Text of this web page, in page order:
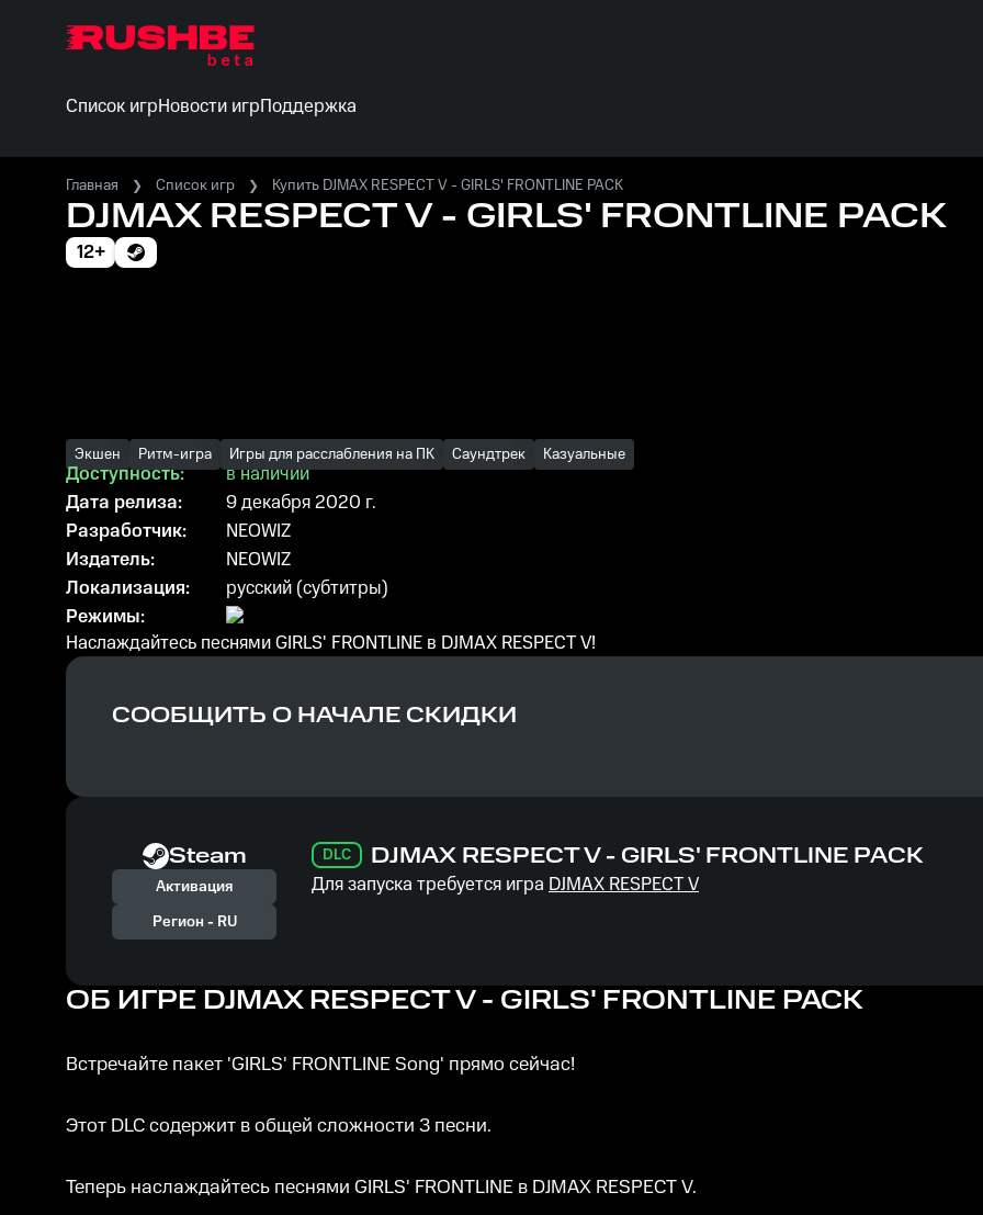
Список игрНовости игрПоддержка
Главная Список игр Купить DJMAX RESPECT V - GIRLS' FRONTLINE PACK
DJMAX RESPECT V - GIRLS' FRONTLINE PACK
12+
Экшен Ритм-игра Игры для расслабления на ПК Саундтрек Казуальные
Доступность:
в наличии
Дата релиза:
9 декабря 2020 г.
Разработчик:
NEOWIZ
Издатель:
NEOWIZ
Локализация:
русский (субтитры)
Режимы:
Наслаждайтесь песнями GIRLS' FRONTLINE в DJMAX RESPECT V!
СООБЩИТЬ О НАЧАЛЕ СКИДКИ
Steam
Активация
Регион - RU
DLC DJMAX RESPECT V - GIRLS' FRONTLINE PACK
Для запуска требуется игра DJMAX RESPECT V
ОБ ИГРЕ DJMAX RESPECT V - GIRLS' FRONTLINE PACK
Встречайте пакет 'GIRLS' FRONTLINE Song' прямо сейчас!
Этот DLC содержит в общей сложности 3 песни.
Теперь наслаждайтесь песнями GIRLS' FRONTLINE в DJMAX RESPECT V.